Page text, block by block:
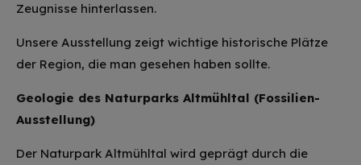
Zeugnisse hinterlassen.
Unsere Ausstellung zeigt wichtige historische Plätze
der Region, die man gesehen haben sollte.
Geologie des Naturparks Altmühltal (Fossilien-
Ausstellung)
Der Naturpark Altmühltal wird geprägt durch die